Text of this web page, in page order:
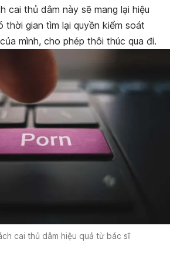
cai thủ dâm này sẽ mang lại hiệu
thời gian tìm lại quyền kiểm soát
mình, cho phép thôi thúc qua đi.
cai thủ dâm hiệu quả từ bác sĩ